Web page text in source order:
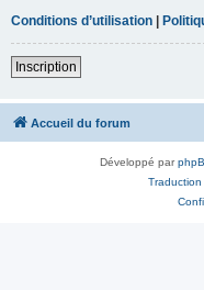
Conditions d’utilisation
Inscription
Accueil du forum
Développé par
Traduction